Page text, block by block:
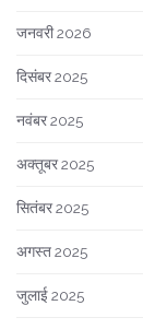
जनवरी 2026
दिसंबर 2025
नवंबर 2025
अक्तूबर 2025
सितंबर 2025
अगस्त 2025
जुलाई 2025